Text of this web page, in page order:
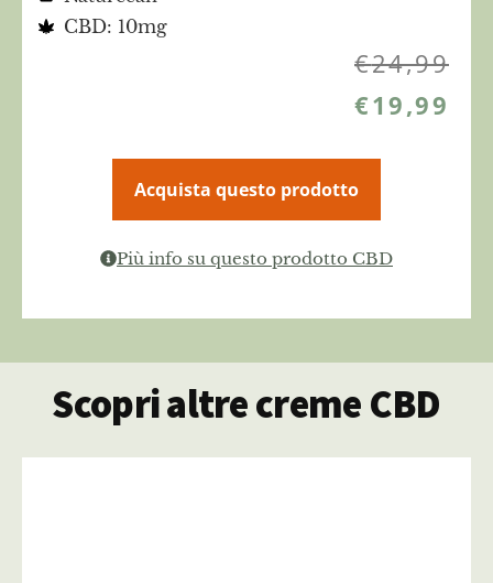
CBD: 10mg
€24,99
€19,99
Acquista questo prodotto
Più info su questo prodotto CBD
Scopri altre creme CBD